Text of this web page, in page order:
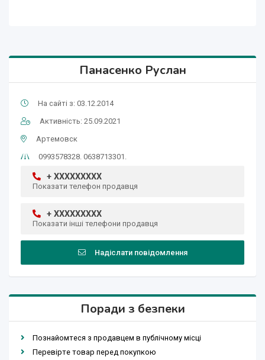
Панасенко Руслан
На сайті з: 03.12.2014
Активність: 25.09.2021
Артемовск
0993578328. 0638713301.
+ XXXXXXXXX
Показати телефон продавця
+ XXXXXXXXX
Показати інші телефони продавця
Надіслати повідомлення
Поради з безпеки
Познайомтеся з продавцем в публічному місці
Перевірте товар перед покупкою